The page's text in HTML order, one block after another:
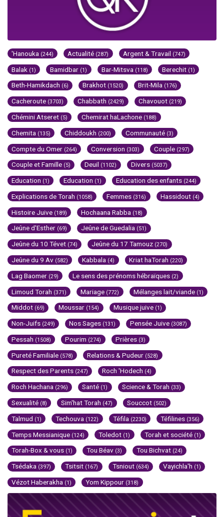
'Hanouka (244) Actualité (287) Argent & Travail (747)
Balak (1) Bamidbar (1) Bar-Mitsva (118) Berechit (1)
Beth-Hamikdach (6) Brakhot (1520) Brit-Mila (176)
Cacheroute (3703) Chabbath (2429) Chavouot (219)
Chémini Atseret (5) Chemirat haLachone (188)
Chemita (135) Chiddoukh (200) Communauté (3)
Compte du Omer (264) Conversion (303) Couple (297)
Couple et Famille (5) Deuil (1102) Divers (5037)
Education (1) Education (1) Education des enfants (244)
Explications de Torah (1058) Femmes (316) Hassidout (4)
Histoire Juive (189) Hochaana Rabba (18)
Jeûne d'Esther (69) Jeûne de Guedalia (51)
Jeûne du 10 Tévet (74) Jeûne du 17 Tamouz (270)
Jeûne du 9 Av (582) Kabbala (4) Kriat haTorah (220)
Lag Baomer (29) Le sens des prénoms hébraïques (2)
Limoud Torah (371) Mariage (772) Mélanges lait/viande (1)
Middot (69) Moussar (154) Musique juive (1)
Non-Juifs (249) Nos Sages (131) Pensée Juive (3087)
Pessah (1508) Pourim (274) Prières (3)
Pureté Familiale (578) Relations & Pudeur (528)
Respect des Parents (247) Roch 'Hodech (4)
Roch Hachana (296) Santé (1) Science & Torah (33)
Sexualité (8) Sim'hat Torah (47) Souccot (502)
Talmud (1) Techouva (122) Téfila (2230) Téfilines (356)
Temps Messianique (124) Toledot (1) Torah et société (1)
Torah-Box & vous (1) Tou Béav (3) Tou Bichvat (24)
Tsédaka (397) Tsitsit (167) Tsniout (634) Vayichla'h (1)
Vézot Haberakha (1) Yom Kippour (318)